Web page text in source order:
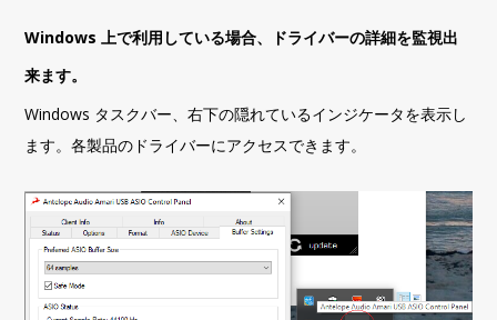
Windows 上で利用している場合、ドライバーの詳細を監視出
来ます。
Windows タスクバー、右下の隠れているインジケータを表示し
ます。各製品のドライバーにアクセスできます。